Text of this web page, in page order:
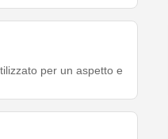
per un aspetto e